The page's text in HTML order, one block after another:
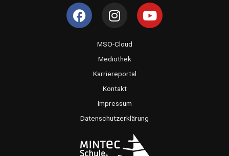
F
a
I
n
t
a
g
r
m
Y
o
MSO-Cloud
Mediothek
Karriereportal
Kontakt
Impressum
Datenschutzerklärung